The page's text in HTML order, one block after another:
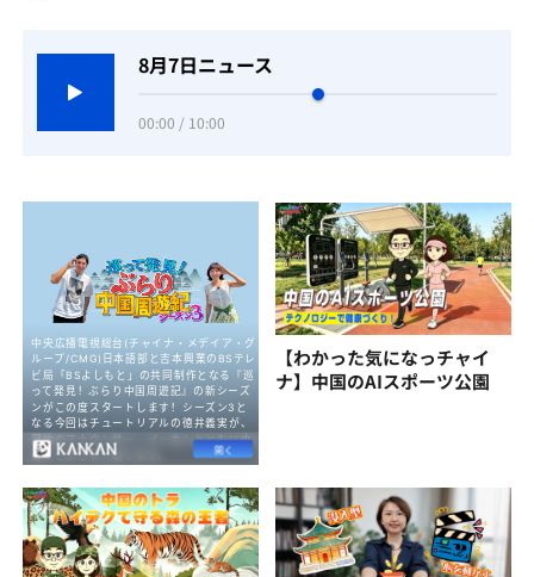
8月7日ニュース
00:00 / 10:00
【わかった気になっチャイ
ナ】中国のAIスポーツ公園